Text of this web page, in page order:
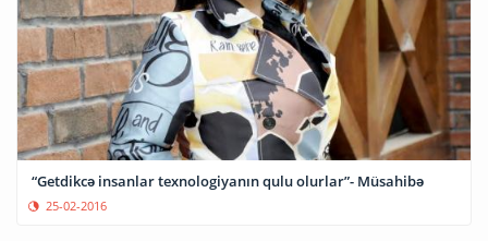
“Getdikcə insanlar texnologiyanın qulu olurlar”- Müsahibə
25-02-2016